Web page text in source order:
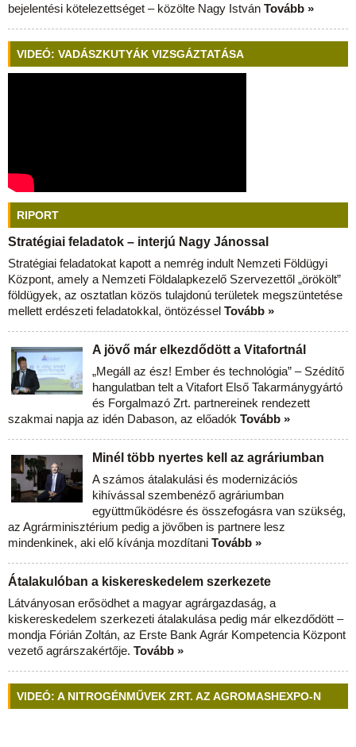
bejelentési kötelezettséget – közölte Nagy István Tovább »
VIDEÓ: VADÁSZKUTYÁK VIZSGÁZTATÁSA
RIPORT
Stratégiai feladatok – interjú Nagy Jánossal
Stratégiai feladatokat kapott a nemrég indult Nemzeti Földügyi
Központ, amely a Nemzeti Földalapkezelő Szervezettől „örökölt”
földügyek, az osztatlan közös tulajdonú területek megszüntetése
mellett erdészeti feladatokkal, öntözéssel Tovább »
A jövő már elkezdődött a Vitafortnál
„Megáll az ész! Ember és technológia” – Szédítő
hangulatban telt a Vitafort Első Takarmánygyártó
és Forgalmazó Zrt. partnereinek rendezett
szakmai napja az idén Dabason, az előadók Tovább »
Minél több nyertes kell az agráriumban
A számos átalakulási és modernizációs
kihívással szembenéző agráriumban
együttműködésre és összefogásra van szükség,
az Agrárminisztérium pedig a jövőben is partnere lesz
mindenkinek, aki elő kívánja mozdítani Tovább »
Átalakulóban a kiskereskedelem szerkezete
Látványosan erősödhet a magyar agrárgazdaság, a
kiskereskedelem szerkezeti átalakulása pedig már elkezdődött –
mondja Fórián Zoltán, az Erste Bank Agrár Kompetencia Központ
vezető agrárszakértője. Tovább »
VIDEÓ: A NITROGÉNMŰVEK ZRT. AZ AGROMASHEXPO-N